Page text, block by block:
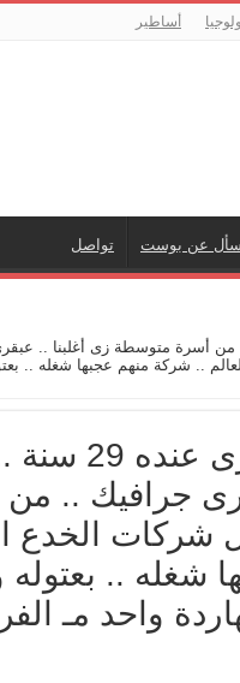
أساطير
اسأل عن بوست تواصل
.. شركة منهم عجبها شغله ..
أحمد يسرى ..
شركات الخدع
شغله .. بعتوله
واحد مـ